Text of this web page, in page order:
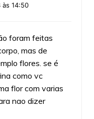
às 14:50
foram feitas
mas de
flores. se é
como vc
flor com varias
nao dizer